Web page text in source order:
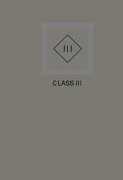
CLASS III